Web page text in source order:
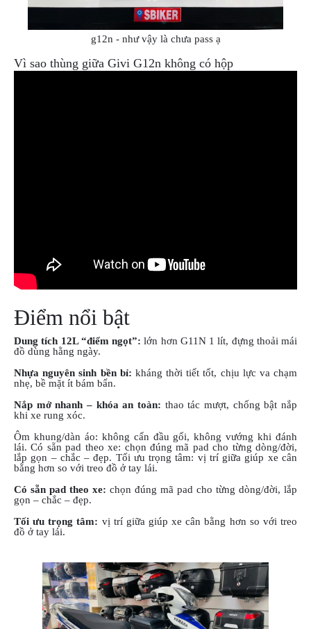
KIỆN
KẸP
MBIKER
HCM
SẢN
PHẨM
MỚI
BLOG
PHƯỢT
LIÊN
HỆ
HƯỚNG
DẪN
MUA
HÀNG
g12n - như vậy là chưa pass ạ
Vì sao thùng giữa Givi G12n không có hộp
Điểm nổi bật
Dung tích 12L “điểm ngọt”: lớn hơn G11N 1 lít, đựng thoải mái
đồ dùng hằng ngày.
Nhựa nguyên sinh bền bỉ: kháng thời tiết tốt, chịu lực va chạm
nhẹ, bề mặt ít bám bẩn.
Nắp mở nhanh – khóa an toàn: thao tác mượt, chống bật nắp
khi xe rung xóc.
Ôm khung/dàn áo: không cấn đầu gối, không vướng khi đánh
lái. Có sẵn pad theo xe: chọn đúng mã pad cho từng dòng/đời,
lắp gọn – chắc – đẹp. Tối ưu trọng tâm: vị trí giữa giúp xe cân
bằng hơn so với treo đồ ở tay lái.
Có sẵn pad theo xe: chọn đúng mã pad cho từng dòng/đời, lắp
gọn – chắc – đẹp.
Tối ưu trọng tâm: vị trí giữa giúp xe cân bằng hơn so với treo
đồ ở tay lái.